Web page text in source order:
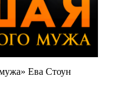
Ева Стоун